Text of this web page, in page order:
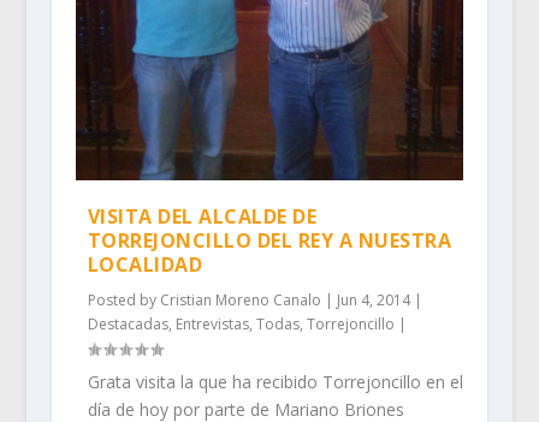
VISITA DEL ALCALDE DE
TORREJONCILLO DEL REY A NUESTRA
LOCALIDAD
Posted by Cristian Moreno Canalo | Jun 4, 2014|
Destacadas, Entrevistas, Todas, Torrejoncillo |
Grata visita la que ha recibido Torrejoncillo en el
día de hoy por parte de Mariano Briones